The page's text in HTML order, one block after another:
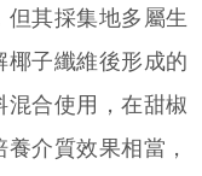
其採集地多屬生
子纖維後形成的
混合使用，在甜椒
介質效果相當，